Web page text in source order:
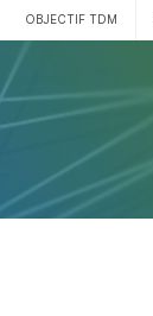
OBJECTIF TDM